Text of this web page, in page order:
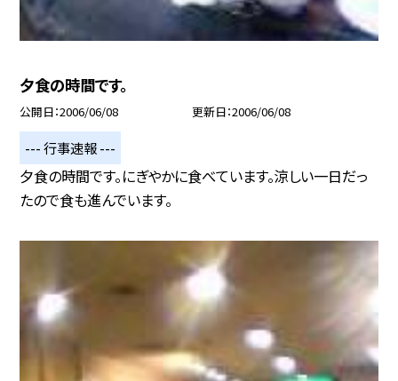
夕食の時間です。
公開日 2006/06/08 更新日 2006/06/08
--- 行事速報 ---
夕食の時間です。にぎやかに食べています。涼しい一日だっ
たので食も進んでいます。